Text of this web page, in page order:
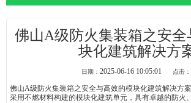
佛山A级防火集装箱之安全
块化建筑解决方
日期： 2025-06-16 10:05:01 点击：
佛山A级防火集装箱之安全与高效的模块化建筑解决方
采用不燃材料构建的模块化建筑单元，具有卓越的防火